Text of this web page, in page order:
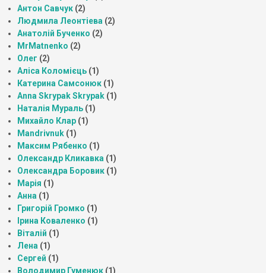
Антон Савчук (2)
Людмила Леонтіева (2)
Анатолій Бученко (2)
MrMatnenko (2)
Олег (2)
Аліса Коломієць (1)
Катерина Самсонюк (1)
Anna Skrypak Skrypak (1)
Наталія Мураль (1)
Михайло Клар (1)
Mandrivnuk (1)
Максим Рябенко (1)
Олександр Кликавка (1)
Олександра Боровик (1)
Марія (1)
Анна (1)
Григорій Громко (1)
Ірина Коваленко (1)
Віталій (1)
Лена (1)
Сергей (1)
Володимир Гуменюк (1)